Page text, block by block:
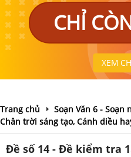
CHỈ
XEM
Trang chủ
Soạn Văn 6 -
Chân trời sáng tạo, Cánh diều
Đề số 14 - Đề kiểm tra